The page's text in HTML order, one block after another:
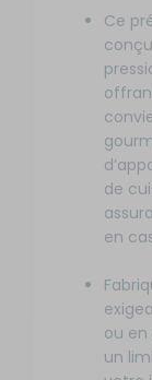
Ce
de
en
ou
un